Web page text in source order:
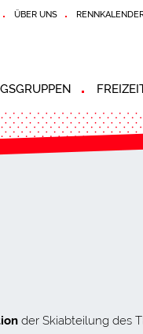
ÜBER UNS
der Skiabteilung des